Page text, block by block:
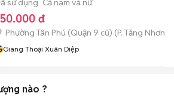
sử dụng Cả nam và nữ
đ
Phường Tân Phú (Quận 9 cũ) (P. Tăng Nhơn
Giang Thoại Xuân Diệp
nào ?